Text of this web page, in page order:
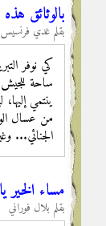
بالوثائق
بقلم غدي فرنسيس
كي نوفر
ساحة للجيش
ينتمي
من عسال
الجنائي...
مساء
بقلم بلال فوراني